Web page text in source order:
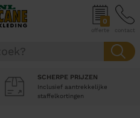
0
offerte contact
SCHERPE PRIJZEN
Inclusief aantrekkelijke
staffelkortingen